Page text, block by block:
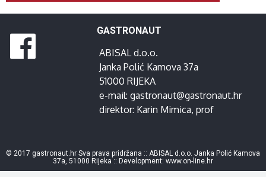
GASTRONAUT
ABISAL d.o.o.
Janka Polić Kamova 37a
51000 RIJEKA
e-mail: gastronaut@gastronaut.hr
direktor: Karin Mimica, prof
© 2017 gastronaut.hr Sva prava pridržana :: ABISAL d.o.o. Janka Polić Kamova
37a, 51000 Rijeka :: Development: www.on-line.hr